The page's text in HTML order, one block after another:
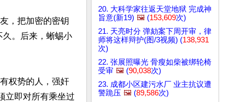
，把加密的密钥
久。后来，蜥蜴小
权势的人，强奸
立即对所有乘坐过
20. 大科学家往返天堂地狱 完成神
旨意(新19) 🖼️ (153,609次)
21. 天亮时分 弹劾案下周开审，律
师将这样辩护(图/3视频) (138,931
次)
22. 张展照曝光 骨瘦如柴被绑轮椅
受审 🖼️ (90,038次)
23. 成都小区建污水厂 业主抗议遭
警跪压 🖼️ (89,586次)